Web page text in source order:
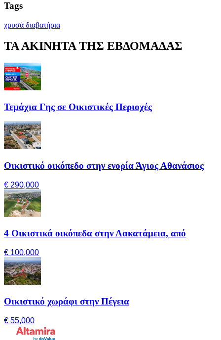
Tags
χρυσά διαβατήρια
ΤΑ ΑΚΙΝΗΤΑ ΤΗΣ ΕΒΔΟΜΑΔΑΣ
Τεμάχια Γης σε Οικιστικές Περιοχές
Οικιστικό οικόπεδο στην ενορία Άγιος Αθανάσιος
€ 290,000
4 Οικιστικά οικόπεδα στην Λακατάμεια, από
€ 100,000
Οικιστικό χωράφι στην Πέγεια
€ 55,000